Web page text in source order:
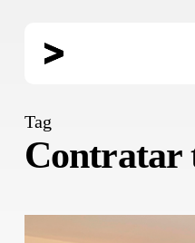
Tag
Contratar